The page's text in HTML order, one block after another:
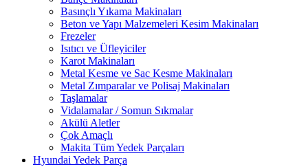
Basınçlı Yıkama Makinaları
Beton ve Yapı Malzemeleri Kesim Makinaları
Frezeler
Isıtıcı ve Üfleyiciler
Karot Makinaları
Metal Kesme ve Sac Kesme Makinaları
Metal Zımparalar ve Polisaj Makinaları
Taşlamalar
Vidalamalar / Somun Sıkmalar
Akülü Aletler
Çok Amaçlı
Makita Tüm Yedek Parçaları
Hyundai Yedek Parça